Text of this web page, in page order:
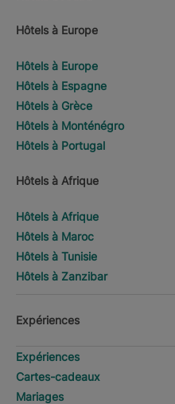
Hôtels à Europe
Hôtels à Europe
Hôtels à Espagne
Hôtels à Grèce
Hôtels à Monténégro
Hôtels à Portugal
Hôtels à Afrique
Hôtels à Afrique
Hôtels à Maroc
Hôtels à Tunisie
Hôtels à Zanzibar
Expériences
Expériences
Cartes-cadeaux
Mariages